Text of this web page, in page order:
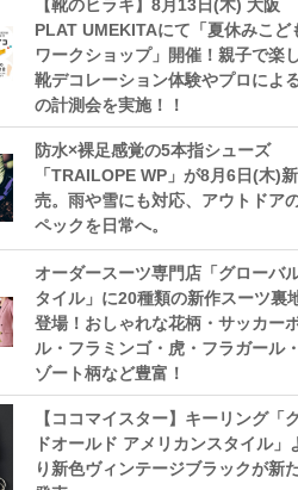
【靴のヒラキ】8月13日(木) 大阪
PLAT UMEKITAにて「夏休みこど
ワークショップ」開催！親子で楽
靴デコレーション体験やプロによ
の計測会を実施！！
防水×裸足感覚の5本指シューズ
「TRAILOPE WP」が8月6日(木)
売。雨や雪にも対応、アウトドア
ペックを日常へ。
オーダースーツ専門店「グローバ
タイル」に20種類の新作スーツ裏
登場！おしゃれな花柄・サッカー
ル・フラミンゴ・虎・フラガール
ゾート柄など豊富！
【ココマイスター】キーリング「
ドオールド アメリカンスタイル」
り新色ヴィンテージブラックが新